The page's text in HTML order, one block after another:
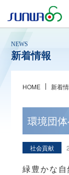
新着情報
HOME 新着
環境団
社会貢献
緑豊かな